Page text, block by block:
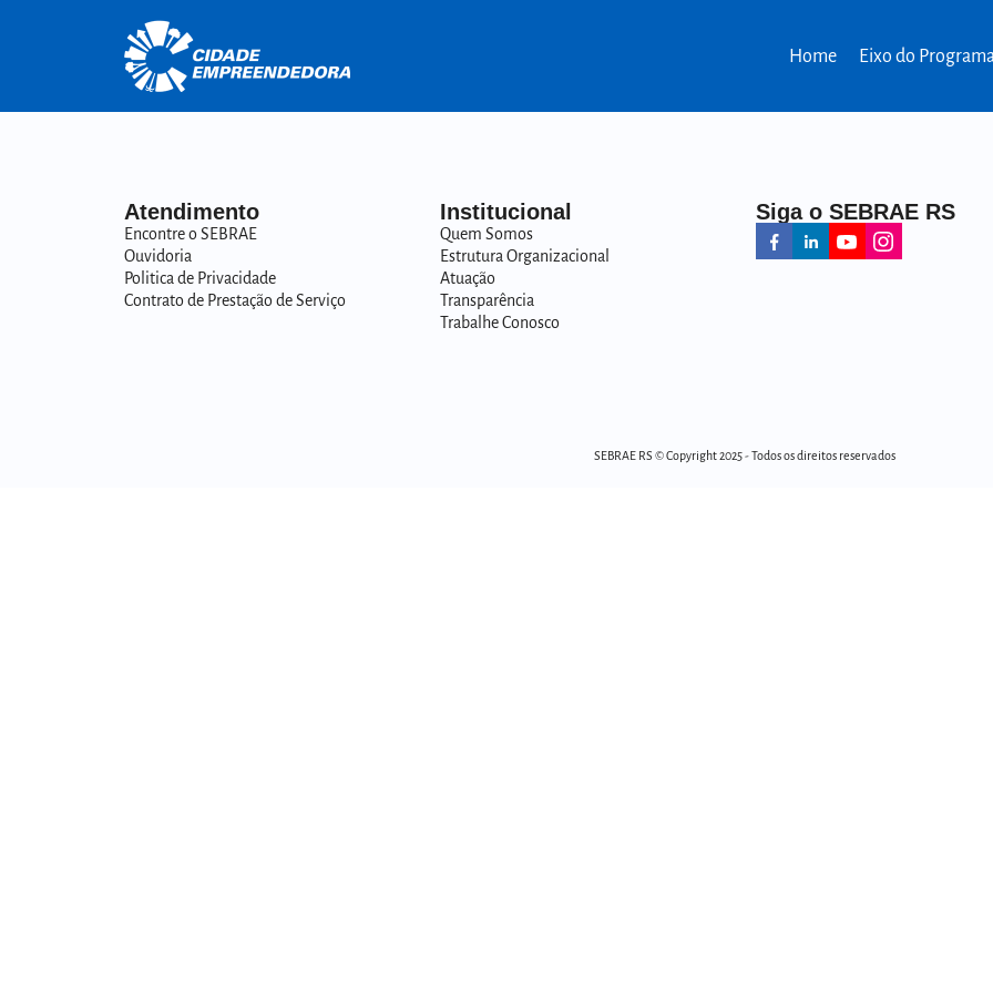
Home Eixo do
Atendimento
Encontre o SEBRAE
Ouvidoria
Politica de Privacidade
Contrato de Prestação de Serviço
Institucional
Quem Somos
Estrutura Organizacional
Atuação
Transparência
Trabalhe Conosco
Siga o SEBRAE RS
SEBRAE RS © Copyright 2025 - Todos os direitos reservados